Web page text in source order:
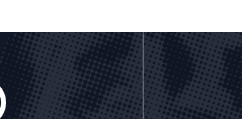
des cookies